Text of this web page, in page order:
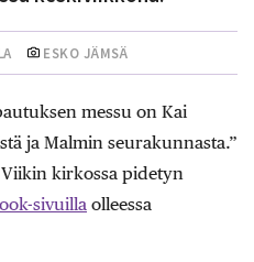
ESKO JÄMSÄ
messu on Kai
ja Malmin seurakunnasta.”
kirkossa pidetyn
sivuilla olleessa